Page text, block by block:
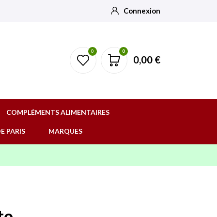
Connexion
0 0
0,00 €
COMPLÉMENTS ALIMENTAIRES
PARIS MARQUES